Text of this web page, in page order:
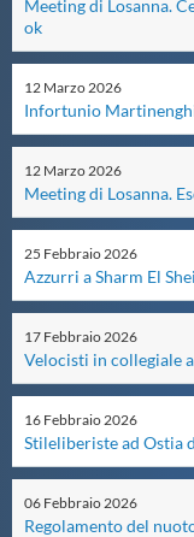
Master
Formazione
GUG
Scuole Nuoto
Propaganda
Centri Federali
Area Legislativa
Meeting di Losanna.
ok
12 Marzo2026
Infortunio
12 Marzo2026
Meeting di Losanna.
25 Febbraio2026
Azzurri a Sharm El
17 Febbraio2026
Velocisti in collegiale
16 Febbraio2026
Stileliberiste ad Ostia
06 Febbraio2026
Regolamento del